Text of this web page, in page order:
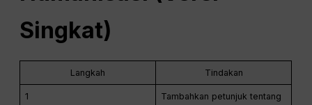
Singkat)
Langkah Tindakan
1
Tambahkan petunjuk tentang